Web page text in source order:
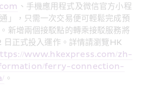
、手機應用程式及微信官方小程
」，只需一次交易便可輕鬆完成預
新增兩個接駁點的轉乘接駁服務將
日正式投入運作。詳情請瀏覽HK
www.hkexpress.com/zh-
ferry-connection-
。